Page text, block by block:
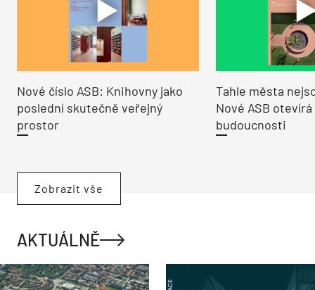
Nové číslo ASB: Knihovny jako
poslední skutečně veřejný
prostor
Tahle města
Nové ASB
budoucnosti
Zobrazit vše
AKTUÁLNĚ